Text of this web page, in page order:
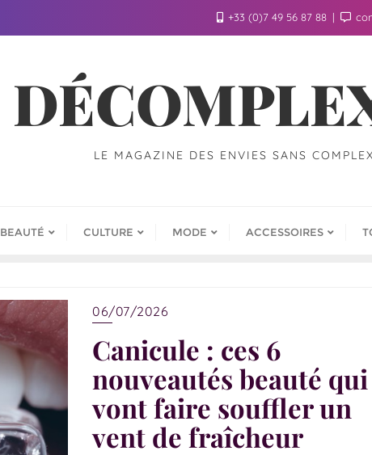
+33 (0)7 49 56 87 88
LE MAGAZINE DES ENVIES SANS
BEAUTÉ CULTURE MODE ACCESSOIRES
06/07/2026
Canicule : ces 6
nouveautés beauté qui
vont faire souffler un
vent de fraîcheur